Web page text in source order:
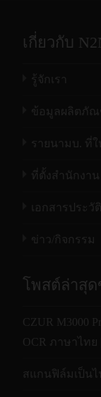
เกี่ยวกับ
รู้จักเรา
ข้อมูลผลิตภั
รายนามบ. ที่ใ
ที่ตั้งสำนักงาน
เอกสารประ
ข่าว/กิจกรรม
โพสต์ล่าสุด
CZUR M3000
OCR ภาษาไทย
สแกนฟิล์มเป็นไ